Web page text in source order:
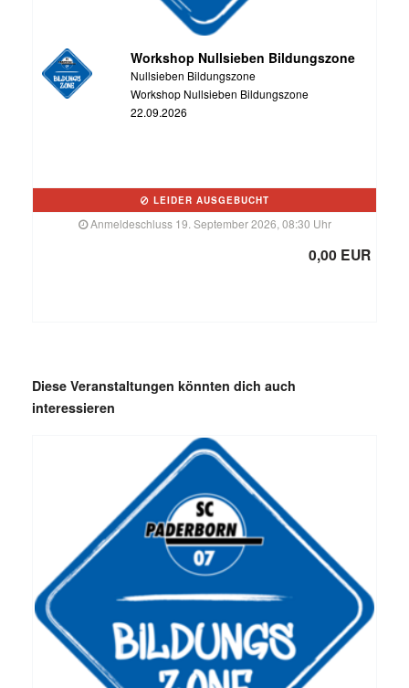
Workshop Nullsieben Bildungszone
Nullsieben Bildungszone
Workshop Nullsieben Bildungszone
22.09.2026
LEIDER AUSGEBUCHT
Anmeldeschluss 19. September 2026, 08:30 Uhr
0,00 EUR
Diese Veranstaltungen könnten dich auch
interessieren